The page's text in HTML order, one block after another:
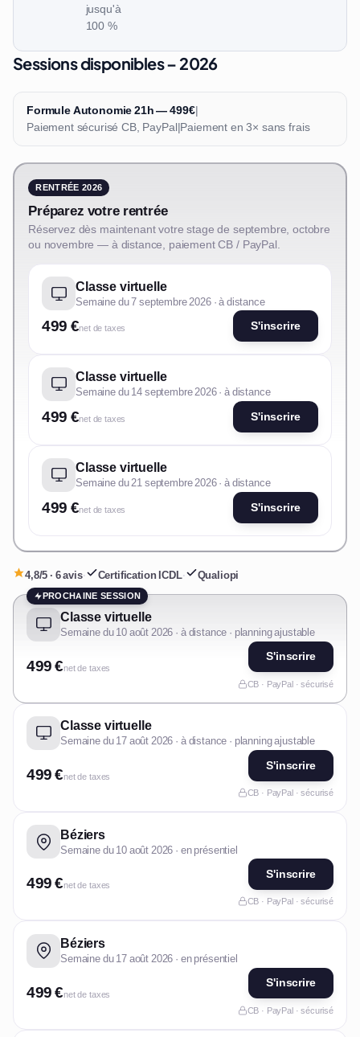
jusqu'à
100 %
Sessions disponibles – 2026
Formule Autonomie 21h — 499€|
Paiement sécurisé CB, PayPal|Paiement en 3× sans frais
RENTRÉE 2026
Préparez votre rentrée
Réservez dès maintenant votre stage de septembre, octobre
ou novembre — à distance, paiement CB / PayPal.
Classe virtuelle
Semaine du 7 septembre 2026 · à distance
499 €net de taxes S'inscrire
Classe virtuelle
Semaine du 14 septembre 2026 · à distance
499 €net de taxes S'inscrire
Classe virtuelle
Semaine du 21 septembre 2026 · à distance
499 €net de taxes S'inscrire
4,8/5 · 6 avis· Certification ICDL· Qualiopi
PROCHAINE SESSION
Classe virtuelle
Semaine du 10 août 2026 · à distance · planning ajustable
499 €net de taxes
S'inscrire
CB · PayPal · sécurisé
Classe virtuelle
Semaine du 17 août 2026 · à distance · planning ajustable
499 €net de taxes
S'inscrire
CB · PayPal · sécurisé
Béziers
Semaine du 10 août 2026 · en présentiel
499 €net de taxes
S'inscrire
CB · PayPal · sécurisé
Béziers
Semaine du 17 août 2026 · en présentiel
499 €net de taxes
S'inscrire
CB · PayPal · sécurisé